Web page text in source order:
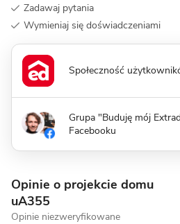
Zadawaj pytania
Wymieniaj się doświadczeniami
Społeczność
Grupa "Buduję mój
Facebooku
Opinie o projekcie domu
uA355
Opinie niezweryfikowane